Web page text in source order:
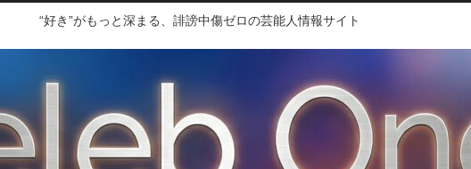
“好き”がもっと深まる、誹謗中傷ゼロの芸能人情報サイト